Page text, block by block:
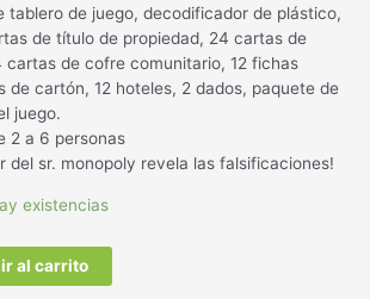
tablero de juego, decodificador de plástico,
de título de propiedad, 24 cartas de
cartas de cofre comunitario, 12 fichas
de cartón, 12 hoteles, 2 dados, paquete de
juego.
2 a 6 personas
del sr. monopoly revela las falsificaciones!
existencias
al carrito